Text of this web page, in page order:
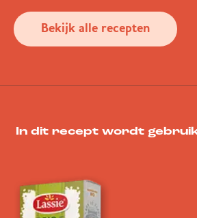
Bekijk alle recepten
In dit recept wordt